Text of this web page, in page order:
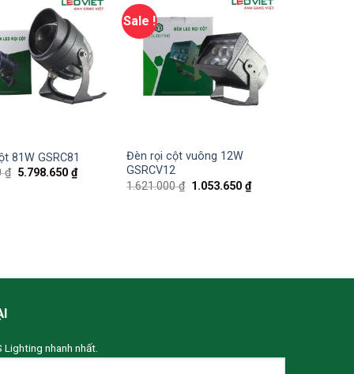
81W GSRC81
₫ 5.798.650 ₫
Sale !
Đèn rọi cột vuông 12W
GSRCV12
1.621.000₫ 1.053.650₫
nhanh nhất.